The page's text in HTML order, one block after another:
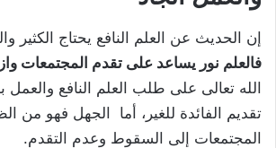
إن الحديث عن العلم النافع يحتاج الكثير
فالعلم نور يساعد على تقدم المجتمعات
الله تعالى على طلب العلم النافع والعمل
تقديم الفائدة للغير، أما الجهل فهو من
المجتمعات إلى السقوط وعدم التقدم.